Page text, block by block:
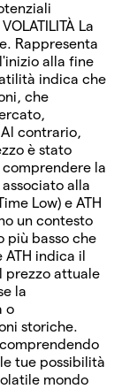
La
Rappresenta
alla fine
indica che
che
contrario,
è stato
la
alla
Low) e ATH
un contesto
più basso che
indica il
prezzo attuale
la
o
storiche.
tue possibilità
mondo